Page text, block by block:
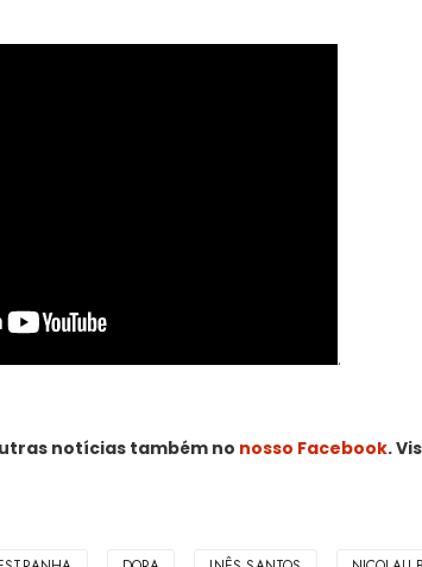
.
notícias também no nosso Facebook.